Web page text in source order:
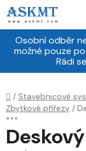
Přejít
na
obsah
Osobní odběr
možné pouze
Rádi
Domů
/ Stavebnicové
Zbytkové přířezy /
***